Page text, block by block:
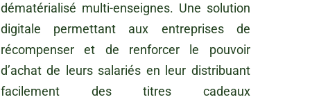
dématérialisé multi-enseignes. Une solution
digitale permettant aux entreprises de
récompenser et de renforcer le pouvoir
d’achat de leurs salariés en leur distribuant
facilement des titres cadeaux